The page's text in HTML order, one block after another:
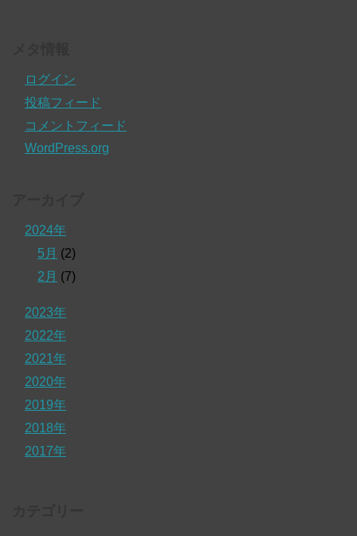
ログイン
投稿フィード
コメントフィード
WordPress.org
2024年
5月 (2)
2月 (7)
2023年
2022年
2021年
2020年
2019年
2018年
2017年